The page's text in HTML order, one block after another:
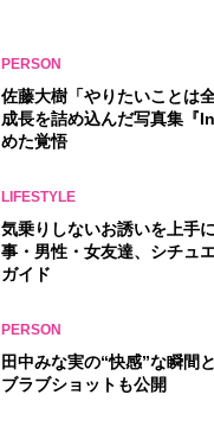
PERSON
佐藤大樹「やりたいことは
成長を詰め込んだ写真集『
めた覚悟
LIFESTYLE
気乗りしないお誘いを上手
事・男性・女友達、シチュ
ガイド
PERSON
田中みな実の“快感”な瞬間
ブラブショットも公開